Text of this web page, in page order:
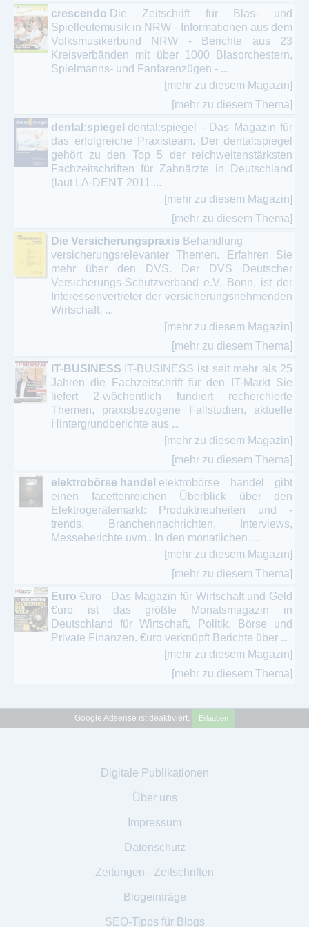
crescendo Die Zeitschrift für Blas- und
Spielleutemusik in NRW - Informationen aus dem
Volksmusikerbund NRW - Berichte aus 23
Kreisverbänden mit über 1000 Blasorchestern,
Spielmanns- und Fanfarenzügen - ...
[mehr zu diesem Magazin]
[mehr zu diesem Thema]
dental:spiegel dental:spiegel - Das Magazin für
das erfolgreiche Praxisteam. Der dental:spiegel
gehört zu den Top 5 der reichweitenstärksten
Fachzeitschriften für Zahnärzte in Deutschland
(laut LA-DENT 2011 ...
[mehr zu diesem Magazin]
[mehr zu diesem Thema]
Die Versicherungspraxis Behandlung
versicherungsrelevanter Themen. Erfahren Sie
mehr über den DVS. Der DVS Deutscher
Versicherungs-Schutzverband e.V, Bonn, ist der
Interessenvertreter der versicherungsnehmenden
Wirtschaft. ...
[mehr zu diesem Magazin]
[mehr zu diesem Thema]
IT-BUSINESS IT-BUSINESS ist seit mehr als 25
Jahren die Fachzeitschrift für den IT-Markt Sie
liefert 2-wöchentlich fundiert recherchierte
Themen, praxisbezogene Fallstudien, aktuelle
Hintergrundberichte aus ...
[mehr zu diesem Magazin]
[mehr zu diesem Thema]
elektrobörse handel elektrobörse handel gibt
einen facettenreichen Überblick über den
Elektrogerätemarkt: Produktneuheiten und -
trends, Branchennachrichten, Interviews,
Messeberichte uvm.. In den monatlichen ...
[mehr zu diesem Magazin]
[mehr zu diesem Thema]
Euro €uro - Das Magazin für Wirtschaft und Geld
€uro ist das größte Monatsmagazin in
Deutschland für Wirtschaft, Politik, Börse und
Private Finanzen. €uro verknüpft Berichte über ...
[mehr zu diesem Magazin]
[mehr zu diesem Thema]
Google Adsense ist deaktiviert. Erlauben
Digitale Publikationen
Über uns
Impressum
Datenschutz
Zeitungen - Zeitschriften
Blogeinträge
SEO-Tipps für Blogs